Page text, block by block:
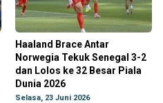
Haaland Brace Antar
Norwegia Tekuk Senegal 3-2
dan Lolos ke 32 Besar Piala
Dunia 2026
Selasa, 23 Juni 2026